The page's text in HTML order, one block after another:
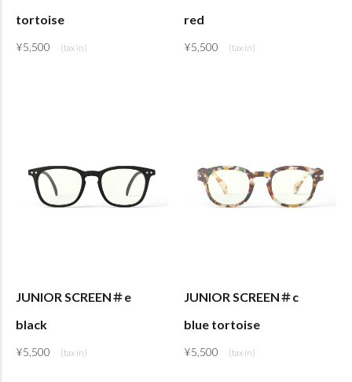
tortoise
¥5,500
red
¥5,500
JUNIOR SCREEN＃e
black
¥5,500
JUNIOR SCREEN＃c
blue tortoise
¥5,500